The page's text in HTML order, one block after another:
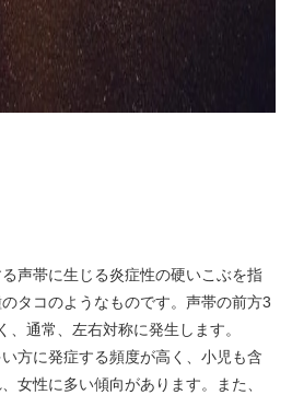
声帯に生じる炎症性の硬いこぶを指
タコのようなものです。声帯の前方3
通常、左右対称に発生します。
方に発症する頻度が高く、小児も含
女性に多い傾向があります。また、